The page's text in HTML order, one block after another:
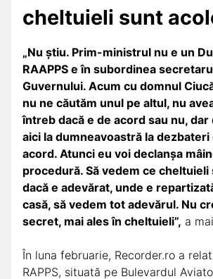
cheltuieli sunt
„Nu știu. Prim-ministrul nu e un
RAAPPS e în subordinea
Guvernului. Acum cu domnul
nu ne căutăm unul pe altul, nu
întreb dacă e de acord sau nu, dar
aici la dumneavoastră la dezbateri
acord. Atunci eu voi declanșa
procedură. Să vedem ce cheltuieli
dacă e adevărat, unde e
casă, să vedem tot adevărul. Nu
secret, mai ales în cheltuieli”, a
În luna februarie, Recorder.ro a
RAPPS, situată pe Bulevardul